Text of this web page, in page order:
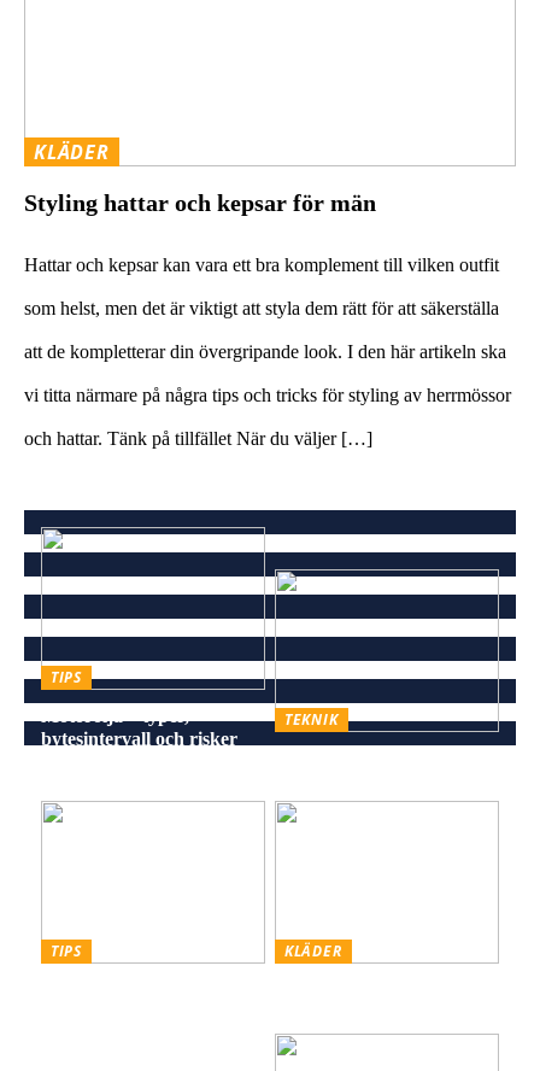
KLÄDER
Styling hattar och kepsar för män
Hattar och kepsar kan vara ett bra komplement till vilken outfit
som helst, men det är viktigt att styla dem rätt för att säkerställa
att de kompletterar din övergripande look. I den här artikeln ska
vi titta närmare på några tips och tricks för styling av herrmössor
och hattar. Tänk på tillfället När du väljer […]
TIPS
bytesintervall och risker
TEKNIK
TIPS
KLÄDER